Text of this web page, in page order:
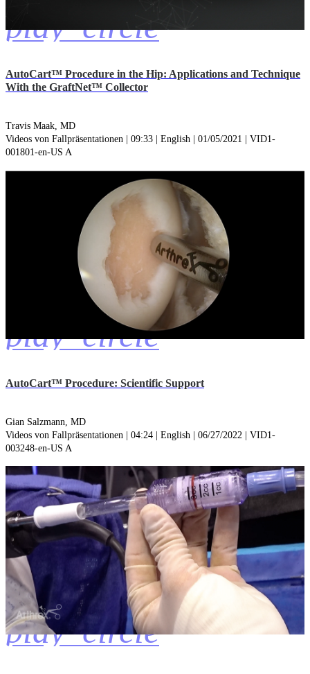
play_circle
AutoCart™ Procedure in the Hip: Applications and Technique
With the GraftNet™ Collector
Travis Maak, MD
Videos von Fallpräsentationen | 09:33 | English | 01/05/2021 | VID1-
001801-en-US A
play_circle
AutoCart™ Procedure: Scientific Support
Gian Salzmann, MD
Videos von Fallpräsentationen | 04:24 | English | 06/27/2022 | VID1-
003248-en-US A
play_circle